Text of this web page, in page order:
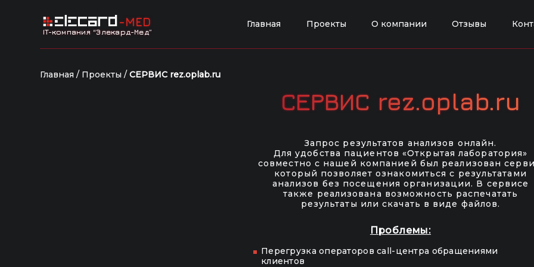
-MED
IT-компания “Элекард-Мед”
Главная Проекты О компании Отзывы
Главная / Проекты /СЕРВИС rez.oplab.ru
СЕРВИС rez.oplab.ru
Запрос результатов анализов онлайн.
Для удобства пациентов «Открытая лаборатория»
совместно с нашей компанией был реализован
который позволяет ознакомиться с результатами
анализов без посещения организации. В сервисе
также реализована возможность распечатать
результаты или скачать в виде файлов.
Проблемы:
Перегрузка операторов call-центра обращениями
клиентов